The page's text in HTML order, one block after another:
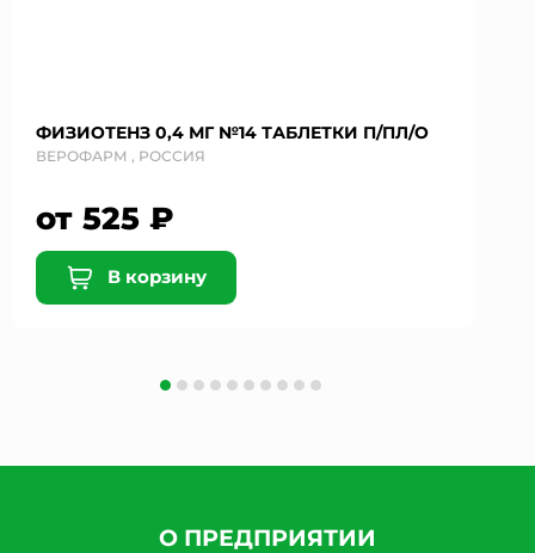
ФИЗИОТЕНЗ 0,4 МГ №14 ТАБЛЕТКИ П/ПЛ/О
ВЕРОФАРМ , РОССИЯ
от 525 ₽
В корзину
О ПРЕДПРИЯТИИ